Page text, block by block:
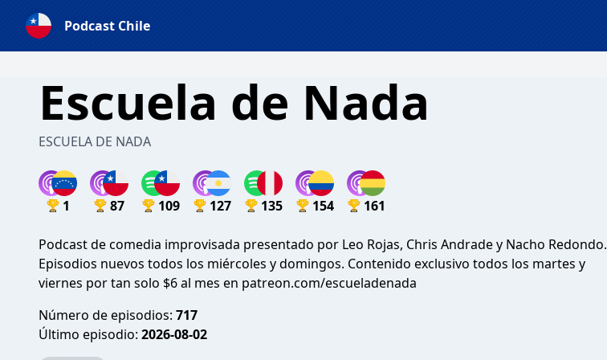
Podcast Chile
Escuela de Nada
ESCUELA DE NADA
1 87 109 127 135 154 161
Podcast de comedia improvisada presentado por Leo Rojas, Chris Andrade y Nacho Redondo.
Episodios nuevos todos los miércoles y domingos. Contenido exclusivo todos los martes y
viernes por tan solo $6 al mes en patreon.com/escueladenada
Número de episodios: 717
Último episodio: 2026-08-02